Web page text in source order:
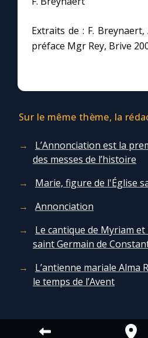
Extraits de : F. Breynaert,
préface Mgr Rey, Brive
Sur le même thème, la
L’Annonciation est la
des messes de l’histoire
Marie, figure de l'Église
Annonciation
Le cantique de Myriam
saint Germain de
L’antienne mariale Alma
le temps de l’Avent